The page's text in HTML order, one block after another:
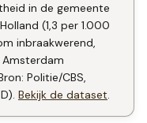
in de gemeente
(1,3 per 1.000
inbraakwerend,
Politie/CBS,
Bekijk de dataset.